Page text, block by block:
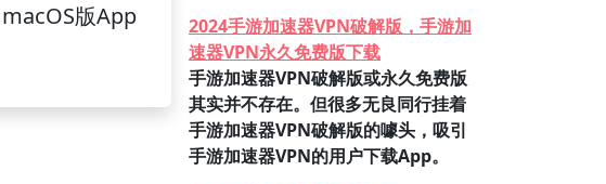
macOS版App
2024手游加速器VPN破解版，手游加
速器VPN永久免费版下载
手游加速器VPN破解版或永久免费版
其实并不存在。但很多无良同行挂着
手游加速器VPN破解版的噱头，吸引
手游加速器VPN的用户下载App。